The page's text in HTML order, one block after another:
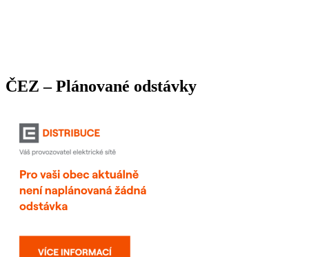
ČEZ – Plánované odstávky